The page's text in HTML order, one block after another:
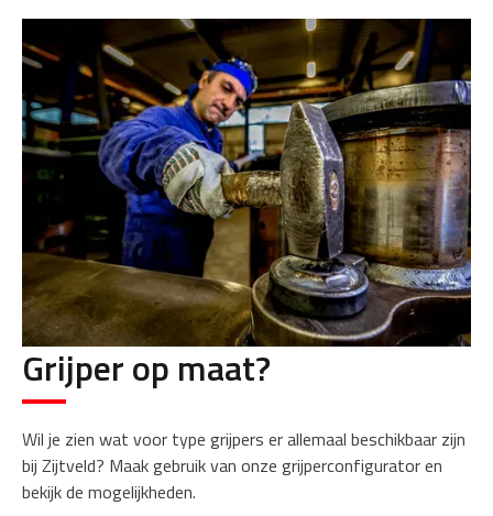
Grijper op maat?
Wil je zien wat voor type grijpers er allemaal beschikbaar zijn
bij Zijtveld? Maak gebruik van onze grijperconfigurator en
bekijk de mogelijkheden.